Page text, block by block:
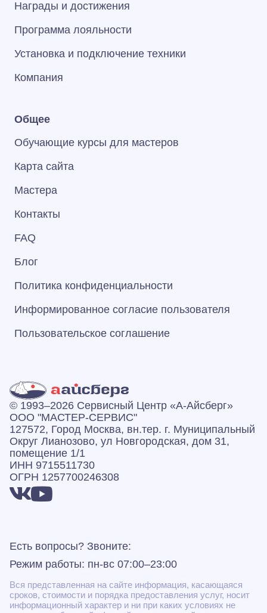
Награды и достижения
Программа лояльности
Установка и подключение техники
Компания
Общее
Обучающие курсы для мастеров
Карта сайта
Мастера
Контакты
FAQ
Блог
Политика конфиденциальности
Информированное согласие пользователя
Пользовательское соглашение
© 1993–2026 Сервисный Центр «А‑Айсберг»
ООО "МАСТЕР-СЕРВИС"
127572, Город Москва, вн.тер. г. Муниципальный
Округ Лианозово, ул Новгородская, дом 31,
помещение 1/1
ИНН 9715511730
ОГРН 1257700246308
Есть вопросы? Звоните:
Режим работы: пн-вс 07:00–23:00
Вся представленная на сайте информация, касающаяся
сроков, стоимости и порядка предоставления услуг, носит
информационный характер и ни при каких условиях не